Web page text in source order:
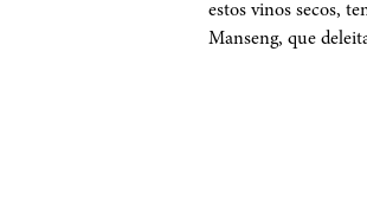
estos vinos secos,
Manseng, que